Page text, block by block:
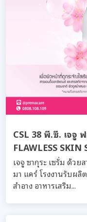
CSL 38 พี.ซี. เจจู
FLAWLESS SKIN
เจจู ซากุระ เซรั่ม ด้ว
มา แคร์ โรงงานรับผลิ
สำอาง อาหารเสริม...